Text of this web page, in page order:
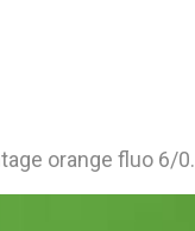
orange fluo 6/0.